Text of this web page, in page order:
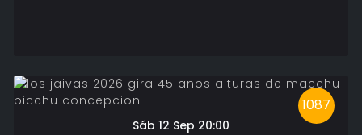
1087
Sáb 12 Sep 20:00